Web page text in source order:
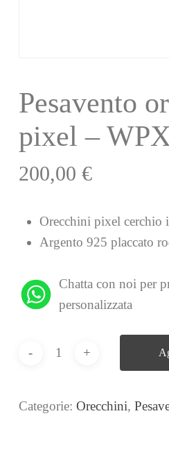
Pesavento
pixel –
200,00 €
Orecchini pixel cerchio
Argento 925 placcato
Chatta con noi per
personalizzata
Categorie: Orecchini,